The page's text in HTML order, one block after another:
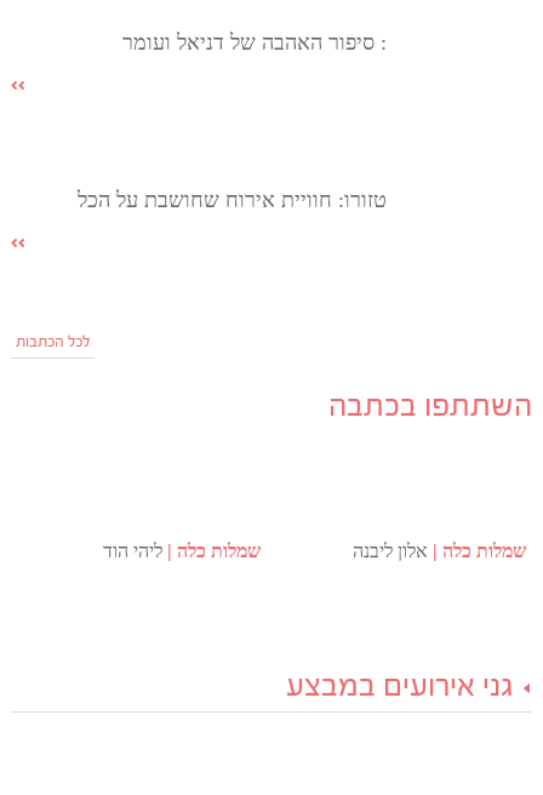
: סיפור האהבה של דניאל ועומר
טזורו: חוויית אירוח שחושבת על הכל
לכל הכתבות
השתתפו בכתבה
שמלות כלה אלון ליבנה שמלות כלה ליהי הוד
גני אירועים במבצע